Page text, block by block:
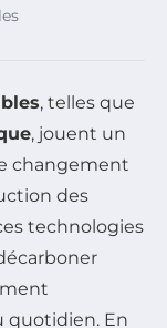
, telles que
, jouent un
changement
des
technologies
quotidien. En